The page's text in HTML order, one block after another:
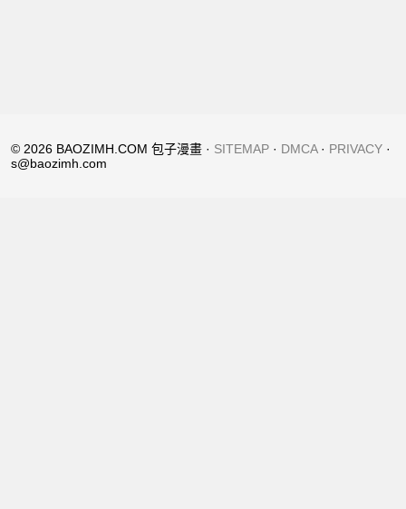
© 2026 BAOZIMH.COM 包子漫畫 · SITEMAP · DMCA· PRIVACY ·
s@baozimh.com